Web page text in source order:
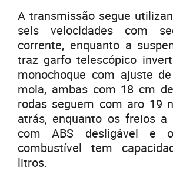
A transmissão segue
seis velocidades com
corrente, enquanto a
traz garfo telescópico
monochoque com ajuste
mola, ambas com 18 cm
rodas seguem com aro 19
atrás, enquanto os freios a
com ABS desligável e
combustível tem
litros.